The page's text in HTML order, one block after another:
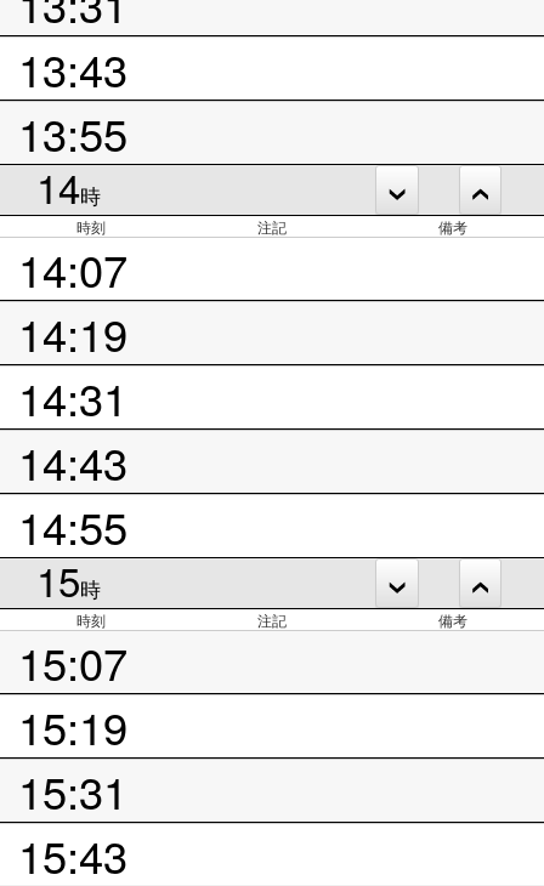
13:43
13:55
14時
時刻 注記 備考
14:07
14:19
14:31
14:43
14:55
15時
時刻 注記 備考
15:07
15:19
15:31
15:43